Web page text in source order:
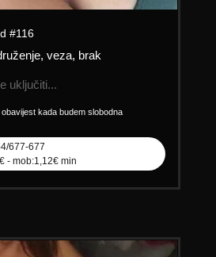
#116
veza, brak
uključiti...
obavijest kada budem slobodna
677-677
- mob:1,12€ min